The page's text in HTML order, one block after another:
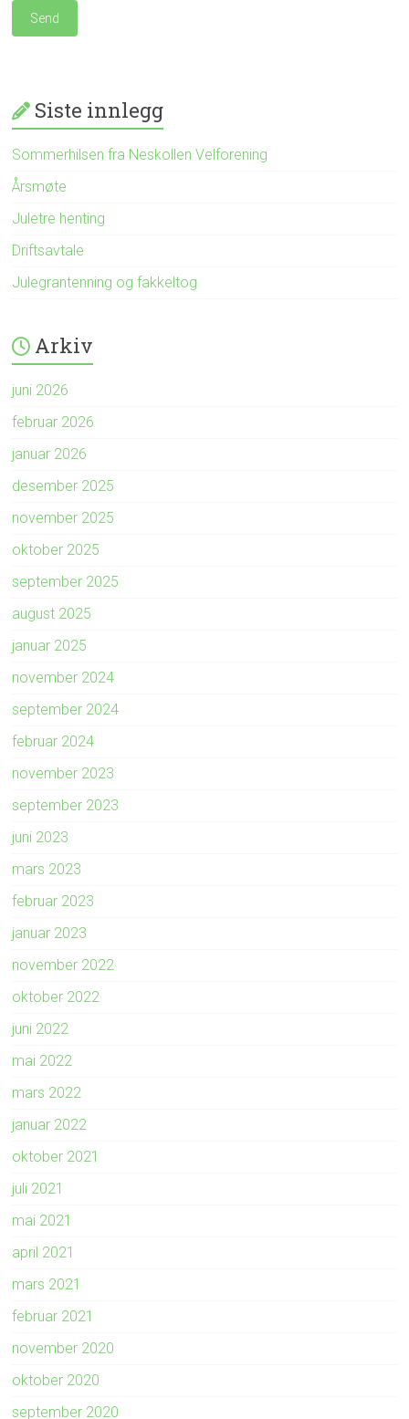
Siste innlegg
Sommerhilsen fra Neskollen Velforening
Årsmøte
Juletre henting
Driftsavtale
Julegrantenning og fakkeltog
Arkiv
juni 2026
februar 2026
januar 2026
desember 2025
november 2025
oktober 2025
september 2025
august 2025
januar 2025
november 2024
september 2024
februar 2024
november 2023
september 2023
juni 2023
mars 2023
februar 2023
januar 2023
november 2022
oktober 2022
juni 2022
mai 2022
mars 2022
januar 2022
oktober 2021
juli 2021
mai 2021
april 2021
mars 2021
februar 2021
november 2020
oktober 2020
september 2020